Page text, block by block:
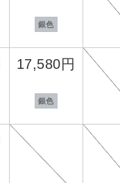
銀色
17,580円
銀色